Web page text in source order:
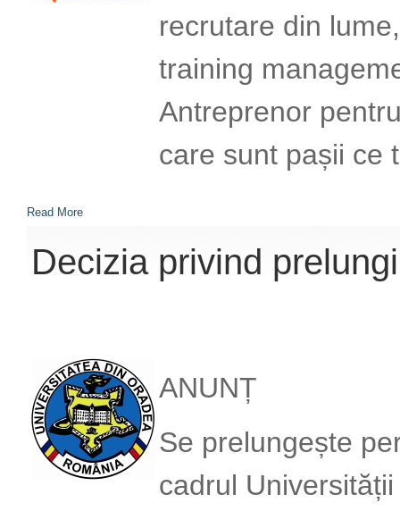
recrutare din
training
Antreprenor
care sunt pașii ce
Read More
Decizia privind
ANUNȚ
Se prelungește
cadrul